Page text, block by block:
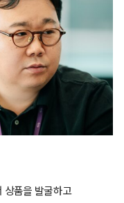
상품을 발굴하고